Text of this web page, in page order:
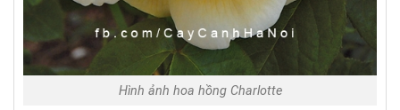
Hình ảnh hoa hồng Charlotte